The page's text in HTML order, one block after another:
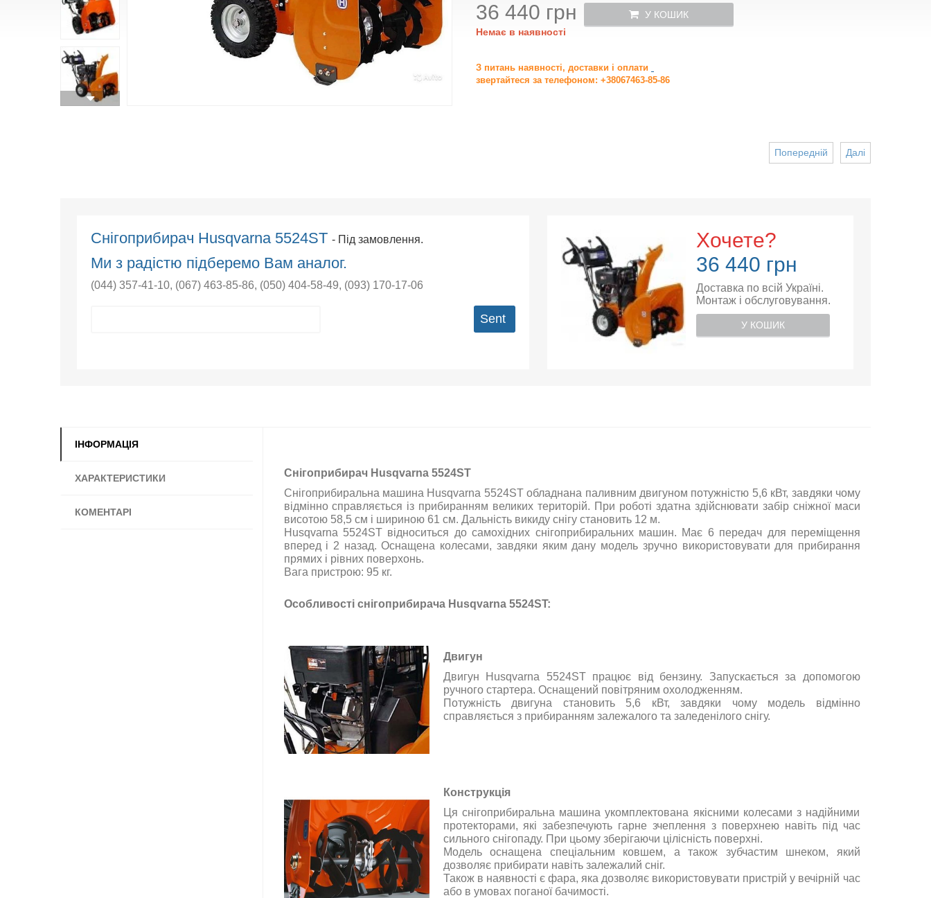
36 440 грн
Немає в наявності
У КОШИК
З питань наявності, доставки і оплати
звертайтеся за телефоном: +38067463-85-86
Далі
Попередній
Снігоприбирач Husqvarna 5524ST- Під замовлення.
Ми з радістю підберемо Вам аналог.
(044) 357-41-10, (067) 463-85-86, (050) 404-58-49, (093) 170-17-06
Sent
Хочете?
36 440 грн
Доставка по всій Україні.
Монтаж і обслуговування.
У КОШИК
ІНФОРМАЦІЯ
ХАРАКТЕРИСТИКИ
КОМЕНТАРІ
Снігоприбирач Husqvarna 5524ST
Снігоприбиральна машина Husqvarna 5524ST обладнана паливним двигуном потужністю 5,6 кВт, завдяки чому
відмінно справляється із прибиранням великих територій. При роботі здатна здійснювати забір сніжної маси
висотою 58,5 см і шириною 61 см. Дальність викиду снігу становить 12 м.
Husqvarna 5524ST відноситься до самохідних снігоприбиральних машин. Має 6 передач для переміщення
вперед і 2 назад. Оснащена колесами, завдяки яким дану модель зручно використовувати для прибирання
прямих і рівних поверхонь.
Вага пристрою: 95 кг.
Особливості снігоприбирача Husqvarna 5524ST:
Двигун
Двигун Husqvarna 5524ST працює від бензину. Запускається за допомогою
ручного стартера. Оснащений повітряним охолодженням.
Потужність двигуна становить 5,6 кВт, завдяки чому модель відмінно
справляється з прибиранням залежалого та заледенілого снігу.
Конструкція
Ця снігоприбиральна машина укомплектована якісними колесами з надійними
протекторами, які забезпечують гарне зчеплення з поверхнею навіть під час
сильного снігопаду. При цьому зберігаючи цілісність поверхні.
Модель оснащена спеціальним ковшем, а також зубчастим шнеком, який
дозволяє прибирати навіть залежалий сніг.
Також в наявності є фара, яка дозволяє використовувати пристрій у вечірній час
або в умовах поганої бачимості.